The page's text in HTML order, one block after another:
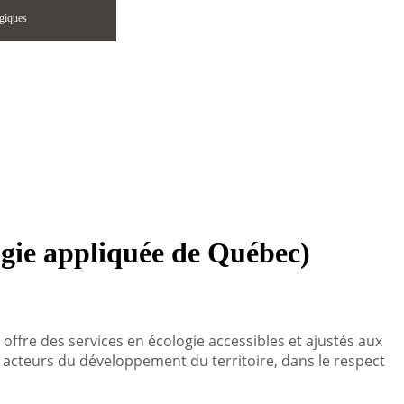
appliquée de Québec)
des services en écologie accessibles et ajustés aux
du développement du territoire, dans le respect